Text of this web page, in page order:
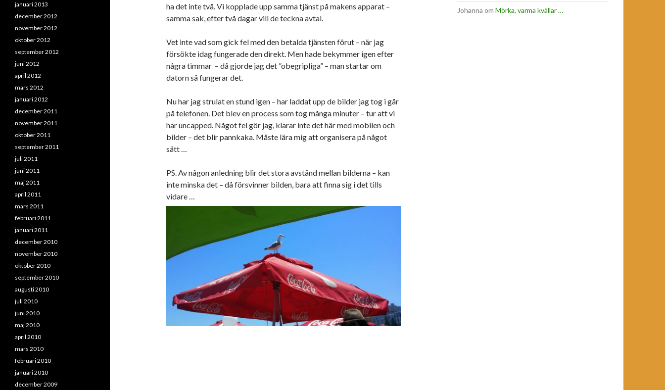
ha det inte två. Vi kopplade upp samma tjänst på makens apparat –
samma sak, efter två dagar vill de teckna avtal.
Vet inte vad som gick fel med den betalda tjänsten förut – när jag
försökte idag fungerade den direkt. Men hade bekymmer igen efter
några timmar – då gjorde jag det ”obegripliga” – man startar om
datorn så fungerar det.
Nu har jag strulat en stund igen – har laddat upp de bilder jag tog i går
på telefonen. Det blev en process som tog många minuter – tur att vi
har uncapped. Något fel gör jag, klarar inte det här med mobilen och
bilder – det blir pannkaka. Måste lära mig att organisera på något
sätt …
PS. Av någon anledning blir det stora avstånd mellan bilderna – kan
inte minska det – då försvinner bilden, bara att finna sig i det tills
vidare …
Johanna om Mörka, varma kvällar …
januari 2013
december 2012
november 2012
oktober 2012
september 2012
juni 2012
april 2012
mars 2012
januari 2012
december 2011
november 2011
oktober 2011
september 2011
juli 2011
juni 2011
maj 2011
april 2011
mars 2011
februari 2011
januari 2011
december 2010
november 2010
oktober 2010
september 2010
augusti 2010
juli 2010
juni 2010
maj 2010
april 2010
mars 2010
februari 2010
januari 2010
december 2009